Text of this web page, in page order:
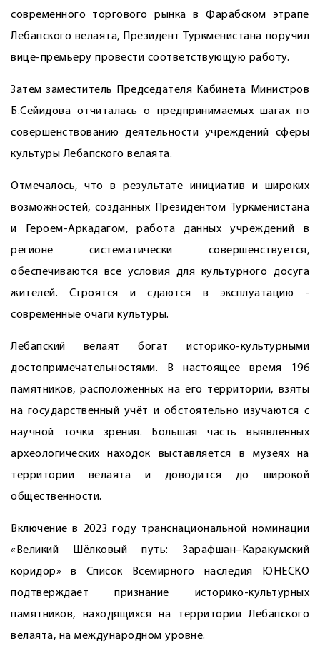
современного торгового рынка в Фарабском этрапе
Лебапского велаята, Президент Туркменистана поручил
вице-премьеру провести соответствующую работу.
Затем заместитель Председателя Кабинета Министров
Б.Сейидова отчиталась о предпринимаемых шагах по
совершенствованию деятельности учреждений сферы
культуры Лебапского велаята.
Отмечалось, что в результате инициатив и широких
возможностей, созданных Президентом Туркменистана
и Героем-Аркадагом, работа данных учреждений в
регионе систематически совершенствуется,
обеспечиваются все условия для культурного досуга
жителей. Строятся и сдаются в эксплуатацию ­
современные очаги культуры.
Лебапский велаят богат историко-культурными
достопримечательностями. В настоящее время 196
памятников, расположенных на его территории, взяты
на государственный учёт и обстоятельно изучаются с
научной точки зрения. Большая часть выявленных
археологических находок выставляется в музеях на
территории велаята и доводится до широкой
общественности.
Включение в 2023 году транснациональной номинации
«Великий Шёлковый путь: Зарафшан–Каракумский
коридор» в Список Всемирного наследия ЮНЕСКО
подтверждает признание историко-культурных
памятников, находящихся на территории Лебапского
велаята, на международном уровне.